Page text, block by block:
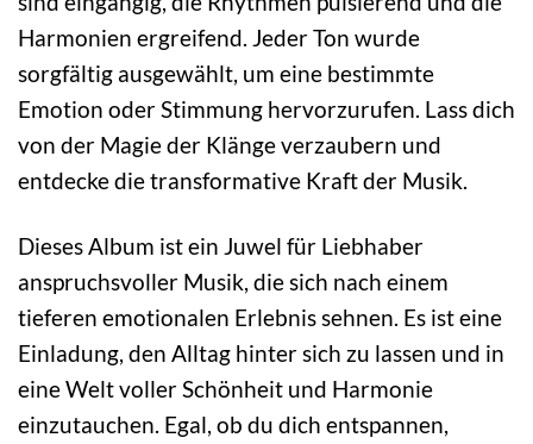
Harmonien ergreifend. Jeder Ton wurde
sorgfältig ausgewählt, um eine bestimmte
Emotion oder Stimmung hervorzurufen. Lass dich
von der Magie der Klänge verzaubern und
entdecke die transformative Kraft der Musik.
Dieses Album ist ein Juwel für Liebhaber
anspruchsvoller Musik, die sich nach einem
tieferen emotionalen Erlebnis sehnen. Es ist eine
Einladung, den Alltag hinter sich zu lassen und in
eine Welt voller Schönheit und Harmonie
einzutauchen. Egal, ob du dich entspannen,